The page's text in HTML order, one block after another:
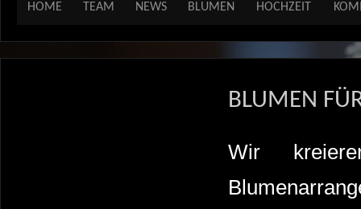
HOME TEAM NEWS BLUMEN HOCHZEIT
BLUMEN
Wir